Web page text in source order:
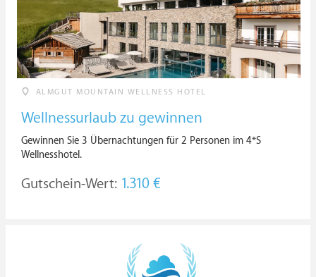
ALMGUT MOUNTAIN WELLNESS HOTEL
Wellnessurlaub zu gewinnen
Gewinnen Sie 3 Übernachtungen für 2 Personen im 4*S
Wellnesshotel.
Gutschein-Wert: 1.310 €